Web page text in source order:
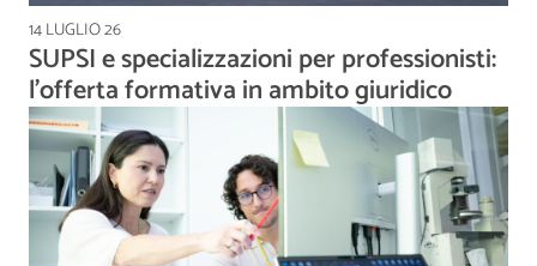
14 LUGLIO 26
SUPSI e specializzazioni per professionisti:
l’offerta formativa in ambito giuridico